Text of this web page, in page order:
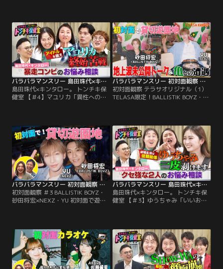
が、アイドルやアーティストの初対
面を覗き見しておしゃべりする観察
系リアリティーショー「初対面観
察」！
しておしゃべりする「観察系リアリ
ティーショー」！今回は、
BALLISTIK BOYZ・砂田将宏
×NEXZ・YUが「貸し切りの遊園
地」で初対面する後編！
バラバラマンスリー 島田珠代×キンタロー。 トンチキ保健室 【＃4】マユリカ「異性へのアピール方法」
島田珠代×キンタロー。 トンチキ保
健室 【＃4】マユリカ「異性へのア
に、波乱万丈な人生経験を積み重ね
てきた島田珠代とキンタロー。…そ
んな2人が保健室の先生に扮して、
ゲストのお悩みに真剣に向き合い本
音でアドバイス。
バラバラマンスリー 初対面観察 テラサオリジナル（1） TELASA限定！BALLISTIK BOYZ・砂田×NEXZ・YU 遊園地で初対面！未公開トーク＆亀との遭遇
初対面観察 テラサオリジナル（1）
TELASA限定！BALLISTIK BOYZ・砂
アイドルやアーティストの初対面を
覗き見しておしゃべりする観察系リ
アリティーショー「初対面観察」！
今回は、BALLISTIK BOYZ・砂田将
宏×NEXZ・YUが…。
バラバラマンスリー 初対面観察 ＃3 BALLISTIK BOYZ・砂田将宏×NEXZ・YU 初対面で遊園地！
初対面観察 ＃3 BALLISTIK BOYZ・
砂田将宏×NEXZ・YU 初対面で遊園
りする「観察系リアリティーショ
ー」！今回は、BALLISTIK BOYZ・
砂田将宏×NEXZ・YUが「貸し切り
の遊園地」で初対面！ティーカップ
で見つめ合ったり…。
バラバラマンスリー 島田珠代×キンタロー。 トンチキ保健室 【＃3】ゆうちゃみ「いいお嫁さんになれるか心配」
島田珠代×キンタロー。 トンチキ保
健室 【＃3】ゆうちゃみ「いいお嫁
とは裏腹に、波乱万丈な人生経験を
積み重ねてきた島田珠代とキンタロ
ー。…そんな2人が保健室の先生に
扮して、ゲストのお悩みに真剣に向
き合い本音でアドバイス。